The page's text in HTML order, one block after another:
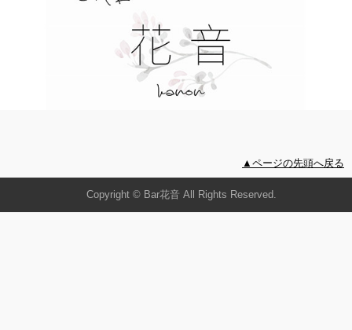
▲ページの先頭へ戻る
Copyright © Bar花音 All Rights Reserved.